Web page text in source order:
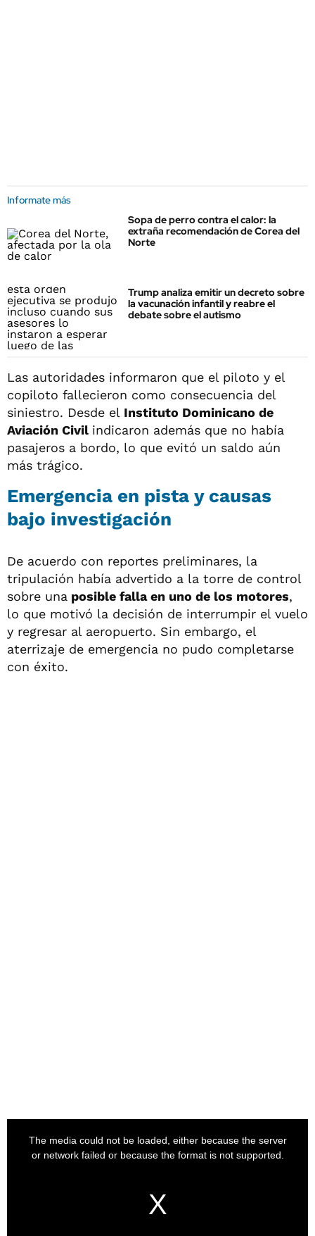
Informate más
Sopa de perro contra el calor: la
extraña recomendación de Corea del
Norte
Trump analiza emitir un decreto sobre
la vacunación infantil y reabre el
debate sobre el autismo
Las autoridades informaron que el piloto y el
copiloto fallecieron como consecuencia del
siniestro. Desde el Instituto Dominicano de
Aviación Civil indicaron además que no había
pasajeros a bordo, lo que evitó un saldo aún
más trágico.
Emergencia en pista y causas
bajo investigación
De acuerdo con reportes preliminares, la
tripulación había advertido a la torre de control
sobre una posible falla en uno de los motores,
lo que motivó la decisión de interrumpir el vuelo
y regresar al aeropuerto. Sin embargo, el
aterrizaje de emergencia no pudo completarse
con éxito.